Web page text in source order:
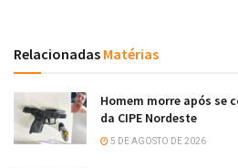
Relacionadas Matérias
Homem morre após se
da CIPE Nordeste
5 DE AGOSTO DE 2026